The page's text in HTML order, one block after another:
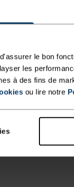
le bon
les
à des fins de
ou lire notre